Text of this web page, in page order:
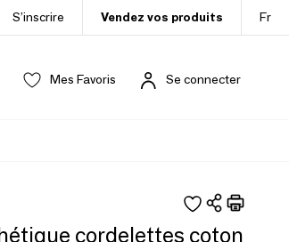
S’inscrire Vendez vos produits Fr
Mes Favoris Se connecter
cordelettes coton